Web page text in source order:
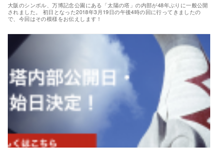
大阪のシンボル、万博記念公園にある「太陽の塔」の内部が48年ぶりに一般公開
されました。 初日となった2018年3月19日の午後4時の回に行ってきましたの
で、今回はその模様をお伝えします！